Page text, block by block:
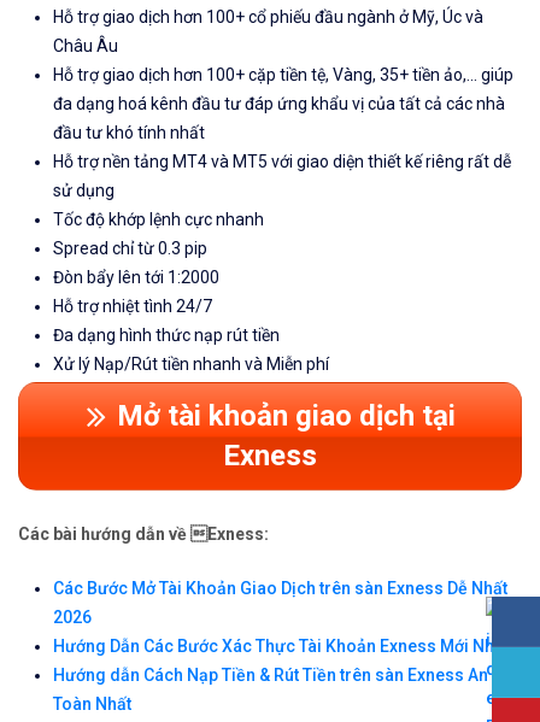
Hỗ trợ giao dịch hơn 100+ cổ phiếu đầu ngành ở Mỹ, Úc và
Châu Âu
Hỗ trợ giao dịch hơn 100+ cặp tiền tệ, Vàng, 35+ tiền ảo,... giúp
đa dạng hoá kênh đầu tư đáp ứng khẩu vị của tất cả các nhà
đầu tư khó tính nhất
Hỗ trợ nền tảng MT4 và MT5 với giao diện thiết kế riêng rất dễ
sử dụng
Tốc độ khớp lệnh cực nhanh
Spread chỉ từ 0.3 pip
Đòn bẩy lên tới 1:2000
Hỗ trợ nhiệt tình 24/7
Đa dạng hình thức nạp rút tiền
Xử lý Nạp/Rút tiền nhanh và Miễn phí
Mở tài khoản giao dịch tại
Exness
Các bài hướng dẫn về Exness:
Các Bước Mở Tài Khoản Giao Dịch trên sàn Exness Dễ Nhất
2026
Hướng Dẫn Các Bước Xác Thực Tài Khoản Exness Mới Nhất
Hướng dẫn Cách Nạp Tiền & Rút Tiền trên sàn Exness An
Toàn Nhất